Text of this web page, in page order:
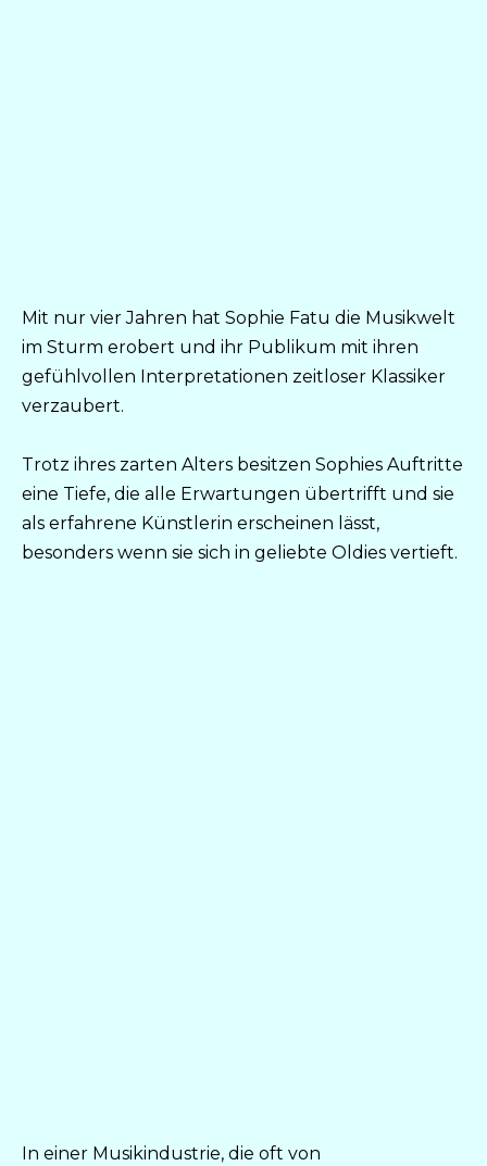
Mit nur vier Jahren hat Sophie Fatu die Musikwelt
im Sturm erobert und ihr Publikum mit ihren
gefühlvollen Interpretationen zeitloser Klassiker
verzaubert.
Trotz ihres zarten Alters besitzen Sophies Auftritte
eine Tiefe, die alle Erwartungen übertrifft und sie
als erfahrene Künstlerin erscheinen lässt,
besonders wenn sie sich in geliebte Oldies vertieft.
In einer Musikindustrie, die oft von